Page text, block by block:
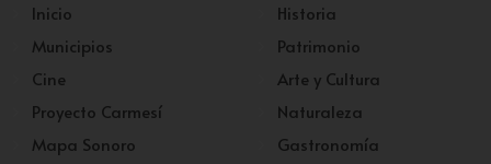
Inicio
Municipios
Cine
Proyecto Carmesí
Mapa Sonoro
Historia
Patrimonio
Arte y Cultura
Naturaleza
Gastronomía